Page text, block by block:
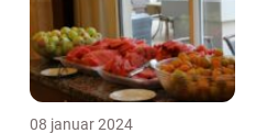
08 januar 2024